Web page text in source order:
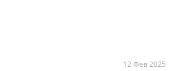
12 Фев 2025